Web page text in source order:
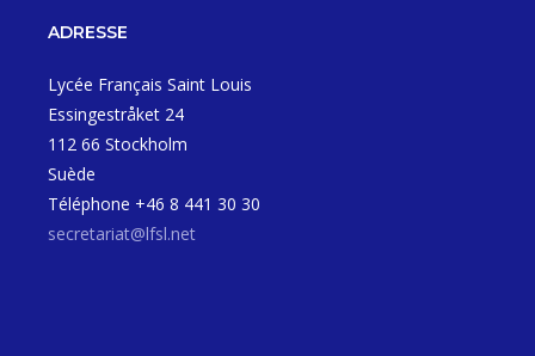
ADRESSE
Lycée Français Saint Louis
Essingestråket 24
112 66 Stockholm
Suède
Téléphone +46 8 441 30 30
secretariat@lfsl.net